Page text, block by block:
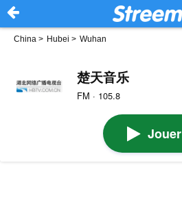
China > Hubei > Wuhan
楚天音乐
FM · 105.8
Jouer